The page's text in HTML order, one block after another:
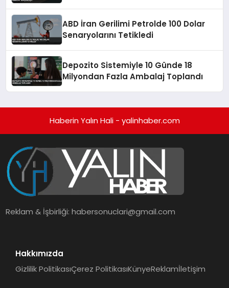
ABD İran Gerilimi Petrolde 100 Dolar
Senaryolarını Tetikledi
Depozito Sistemiyle 10 Günde 18
Milyondan Fazla Ambalaj Toplandı
Haberin Yalın Hali - yalinhaber.com
Reklam & İşbirliği:habersonuclari@gmail.com
Hakkımızda
Gizlilik PolitikasıÇerez PolitikasıKünyeReklamİletişim